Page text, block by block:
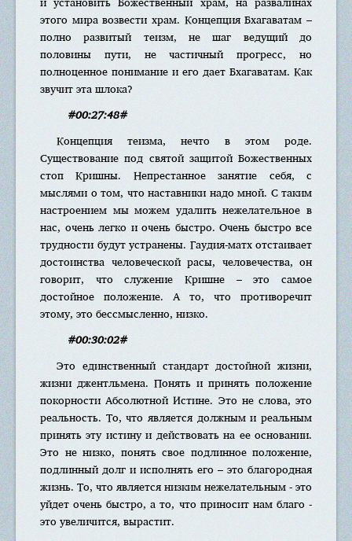
этого мира возвести храм. Концепция Бхагаватам –
полно развитый теизм, не шаг ведущий до
половины пути, не частичный прогресс, но
полноценное понимание и его дает Бхагаватам. Как
звучит эта шлока?
#00:27:48#
Концепция теизма, нечто в этом роде.
Существование под святой защитой Божественных
стоп Кришны. Непрестанное занятие себя, с
мыслями о том, что наставники надо мной. С таким
настроением мы можем удалить нежелательное в
нас, очень легко и очень быстро. Очень быстро все
трудности будут устранены. Гаудия-матх отстаивает
достоинства человеческой расы, человечества, он
говорит, что служение Кришне – это самое
достойное положение. А то, что противоречит
этому, это бессмысленно, низко.
#00:30:02#
Это единственный стандарт достойной жизни,
жизни джентльмена. Понять и принять положение
покорности Абсолютной Истине. Это не слова, это
реальность. То, что является должным и реальным
принять эту истину и действовать на ее основании.
Это не низко, понять свое подлинное положение,
подлинный долг и исполнять его – это благородная
жизнь. То, что является низким нежелательным - это
уйдет очень быстро, а то, что приносит нам благо -
это увеличится, вырастит.